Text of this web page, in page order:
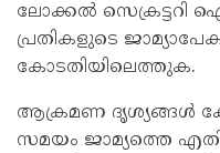
ലോക്കല്‍ സെക്രട്ടറി
പ്രതികളുടെ
കോടതിയിലെത്തുക.
ആക്രമണ ദൃശ്യങ്ങള്‍
സമയം ജാമ്യത്തെ